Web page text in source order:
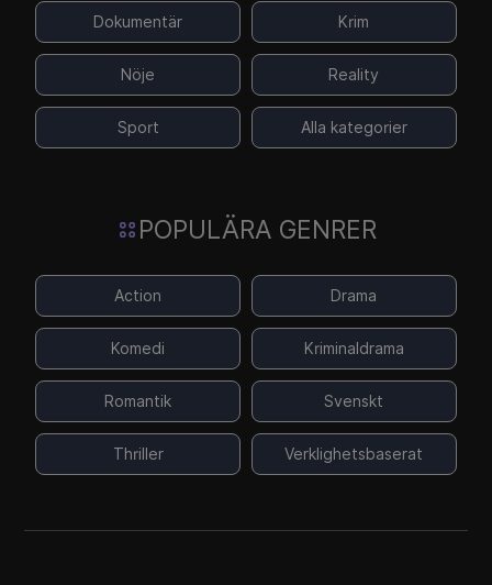
Dokumentär Krim
Nöje Reality
Sport Alla kategorier
POPULÄRA GENRER
Action Drama
Komedi Kriminaldrama
Romantik Svenskt
Thriller Verklighetsbaserat